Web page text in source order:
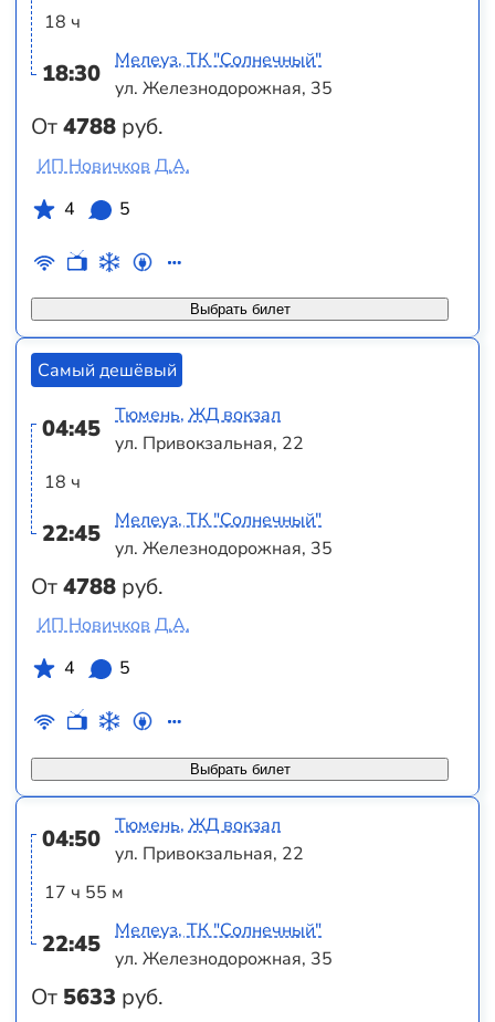
18 ч
18:30
От4788 руб.
Мелеуз, ТК "Солнечный"
ул. Железнодорожная, 35
Выбрать билет
ИП Новичков Д.А.
4
5
Самый дешёвый
04:45
18 ч
22:45
От4788 руб.
Тюмень, ЖД вокзал
ул. Привокзальная, 22
Мелеуз, ТК "Солнечный"
ул. Железнодорожная, 35
Выбрать билет
ИП Новичков Д.А.
4
5
04:50
17 ч 55 м
22:45
От 5633 руб.
Тюмень, ЖД вокзал
ул. Привокзальная, 22
Мелеуз, ТК "Солнечный"
ул. Железнодорожная, 35